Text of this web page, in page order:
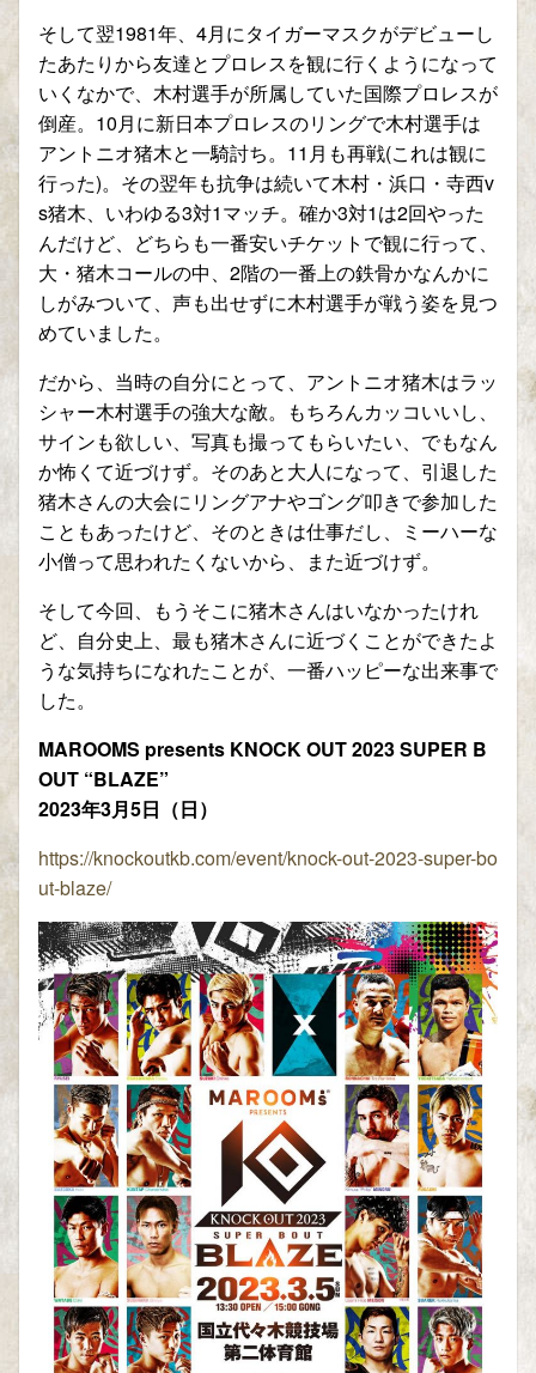
そして翌1981年、 4月にタイガーマスクがデビューし
たあたりから友達とプロレスを観に行くようになって
いくなかで、木村選手が所属していた国際プロレスが
倒産。 10月に新日本プロレスのリングで木村選手は
アントニオ猪木と一騎討ち。 11 月も再戦(これは観に
行った)。その翌年も抗争は続いて木村・浜口・寺西v
s猪木、いわゆる3対1マッチ。確か3対1は2回やった
んだけど、どちらも一番安いチケットで観に行って、
大・猪木コールの中、 2階の一番上の鉄骨かなんかに
しがみついて、声も出せずに木村選手が戦う姿を見つ
めていました。
だから、当時の自分にとって、アントニオ猪木はラッ
シャー木村選手の強大な敵。もちろんカッコいいし、
サインも欲しい、写真も撮ってもらいたい、でもなん
か怖くて近づけず。そのあと大人になって、引退した
猪木さんの大会にリングアナやゴング叩きで参加した
こともあったけど、そのときは仕事だし、ミーハーな
小僧って思われたくないから、また近づけず。
そして今回、もうそこに猪木さんはいなかったけれ
ど、自分史上、最も猪木さんに近づくことができたよ
うな気持ちになれたことが、一番ハッピーな出来事で
した。
MAROOMS presents KNOCK OUT 2023 SUPER B
OUT “BLAZE”
2023年3月5日（日）
https://knockoutkb.com/event/knock-out-2023-super-bo
ut-blaze/